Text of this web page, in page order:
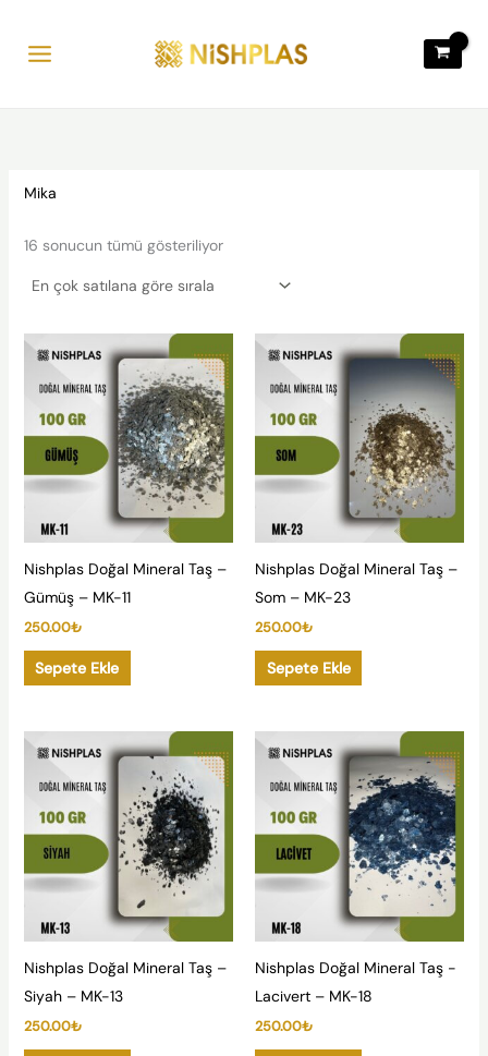
Mika
16 sonucun tümü gösteriliyor
Nishplas Doğal Mineral Taş –
Gümüş – MK-11
250.00₺
Sepete Ekle
Nishplas Doğal Mineral Taş –
Som – MK-23
250.00₺
Sepete Ekle
Nishplas Doğal Mineral Taş –
Siyah – MK-13
250.00₺
Nishplas Doğal Mineral Taş -
Lacivert – MK-18
250.00₺